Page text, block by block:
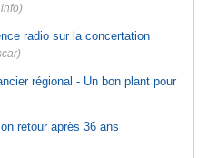
radio sur la concertation
régional - Un bon plant pour
retour après 36 ans